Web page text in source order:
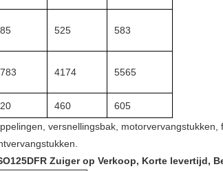
525 583
4174 5565
460
605
versnellingsbak, motorvervangstukken,
Zuigerop Verkoop, Korte levertijd,